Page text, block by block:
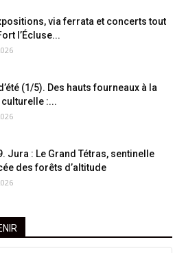
via ferrata et concerts tout
l’Écluse...
(1/5). Des hauts fourneaux à la
:...
Jura : Le Grand Tétras, sentinelle
des forêts d’altitude